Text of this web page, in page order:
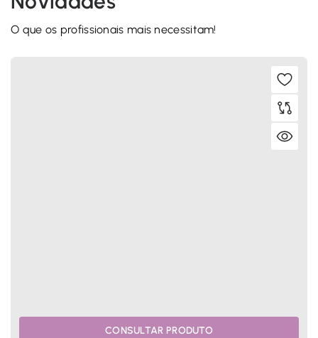
O que os profissionais mais necessitam!
CONSULTAR PRODUTO